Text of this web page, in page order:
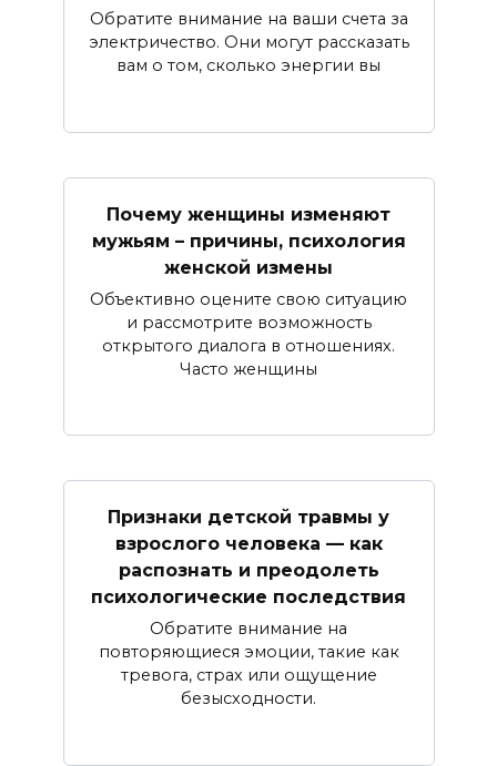
Обратите внимание на ваши счета за
электричество. Они могут рассказать
вам о том, сколько энергии вы
Почему женщины изменяют
мужьям – причины, психология
женской измены
Объективно оцените свою ситуацию
и рассмотрите возможность
открытого диалога в отношениях.
Часто женщины
Признаки детской травмы у
взрослого человека — как
распознать и преодолеть
психологические последствия
Обратите внимание на
повторяющиеся эмоции, такие как
тревога, страх или ощущение
безысходности.